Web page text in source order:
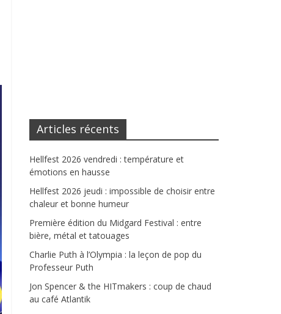
Articles récents
Hellfest 2026 vendredi : température et
émotions en hausse
Hellfest 2026 jeudi : impossible de choisir entre
chaleur et bonne humeur
Première édition du Midgard Festival : entre
bière, métal et tatouages
Charlie Puth à l’Olympia : la leçon de pop du
Professeur Puth
Jon Spencer & the HITmakers : coup de chaud
au café Atlantik